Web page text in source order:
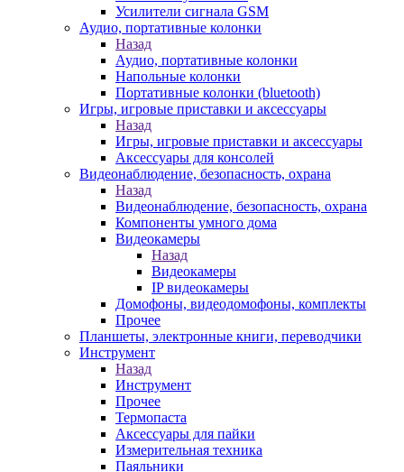
Усилители сигнала GSM
Аудио, портативные колонки
Назад
Аудио, портативные колонки
Напольные колонки
Портативные колонки (bluetooth)
Игры, игровые приставки и аксессуары
Назад
Игры, игровые приставки и аксессуары
Аксессуары для консолей
Видеонаблюдение, безопасность, охрана
Назад
Видеонаблюдение, безопасность, охрана
Компоненты умного дома
Видеокамеры
Назад
Видеокамеры
IP видеокамеры
Домофоны, видеодомофоны, комплекты
Прочее
Планшеты, электронные книги, переводчики
Инструмент
Назад
Инструмент
Прочее
Термопаста
Аксессуары для пайки
Измерительная техника
Паяльники